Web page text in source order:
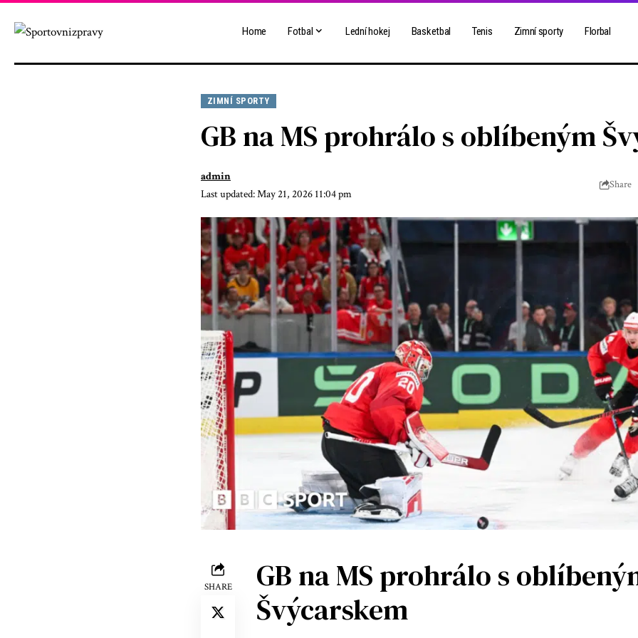
Home Fotbal Lední hokej Basketbal Tenis Zimní sporty Florbal
ZIMNÍ SPORTY
GB na MS prohrálo s oblíbeným
Last updated: May 21, 2026 11:04 pm
admin
Share
SHARE
GB na MS prohrálo s
Švýcarskem